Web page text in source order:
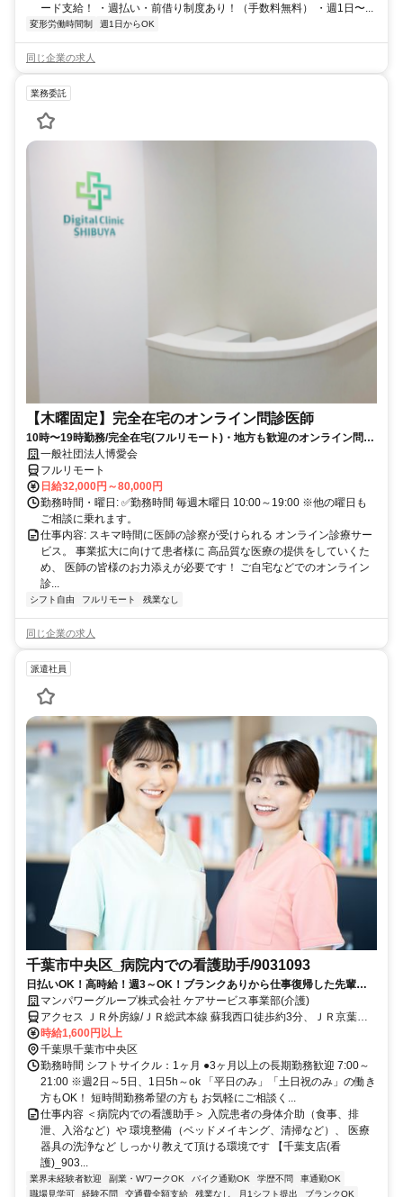
ード支給！ ・週払い・前借り制度あり！（手数料無料） ・週1日〜...
変形労働時間制 週1日からOK
同じ企業の求人
業務委託
【木曜固定】完全在宅のオンライン問診医師
10時〜19時勤務/完全在宅(フルリモート)・地方も歓迎のオンライン問診
業務一般社団法人博愛会
フルリモート
日給32,000円～80,000円
勤務時間・曜日: ✅勤務時間 毎週木曜日 10:00～19:00 ※他の曜日も
ご相談に乗れます。
仕事内容: スキマ時間に医師の診察が受けられる オンライン診療サー
ビス。 事業拡大に向けて患者様に 高品質な医療の提供をしていくた
め、 医師の皆様のお力添えが必要です！ ご自宅などでのオンライン
診...
シフト自由 フルリモート 残業なし
同じ企業の求人
派遣社員
千葉市中央区_病院内での看護助手/9031093
日払いOK！高時給！週3～OK！ブランクありから仕事復帰した先輩や
ミドル世代も多数活躍中♪
マンパワーグループ株式会社 ケアサービス事業部(介護)
アクセス ＪＲ外房線/ＪＲ総武本線 蘇我西口徒歩約3分、ＪＲ京葉線
蘇我西口徒歩約3分、ＪＲ内房線 蘇我西口徒歩約3分 車・バイク通勤
OK（派遣先による）
時給1,600円以上
千葉県千葉市中央区
勤務時間 シフトサイクル：1ヶ月 ●3ヶ月以上の長期勤務歓迎 7:00～
21:00 ※週2日～5日、1日5h～ok 「平日のみ」「土日祝のみ」の働き
方もOK！ 短時間勤務希望の方も お気軽にご相談く...
仕事内容 ＜病院内での看護助手＞ 入院患者の身体介助（食事、排
泄、入浴など）や 環境整備（ベッドメイキング、清掃など）、 医療
器具の洗浄など しっかり教えて頂ける環境です 【千葉支店(看
護)_903...
業界未経験者歓迎 副業・WワークOK バイク通勤OK 学歴不問
車通勤OK
職場見学可
経験不問 交通費全額支給 残業なし 月1シフト提出 ブランクOK